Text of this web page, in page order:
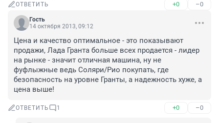
ОТВЕТИТЬ +0 –0
Гость
14 октября 2013, 09:12
Цена и качество оптимальное - это показывают
продажи, Лада Гранта больше всех продается - лидер
на рынке - значит отличная машина, ну не
фуфлыжные ведь Соляри/Рио покупать, где
безопасность на уровне Гранты, а надежность хуже, а
цена выше!
ОТВЕТИТЬ 1 +0 –0